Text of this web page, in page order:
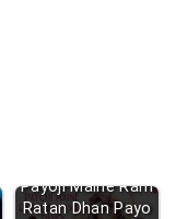
Payoji Maine Ram
Ratan Dhan Payo